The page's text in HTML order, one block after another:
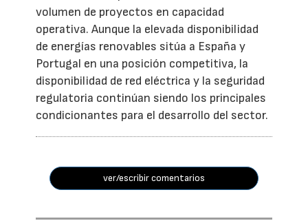
volumen de proyectos en capacidad
operativa. Aunque la elevada disponibilidad
de energías renovables sitúa a España y
Portugal en una posición competitiva, la
disponibilidad de red eléctrica y la seguridad
regulatoria continúan siendo los principales
condicionantes para el desarrollo del sector.
ver/escribir comentarios